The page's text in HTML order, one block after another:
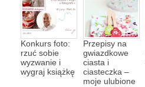
Konkurs foto:
rzuć sobie
wyzwanie i
wygraj książkę
Przepisy na
gwiazdkowe
ciasta i
ciasteczka –
moje ulubione